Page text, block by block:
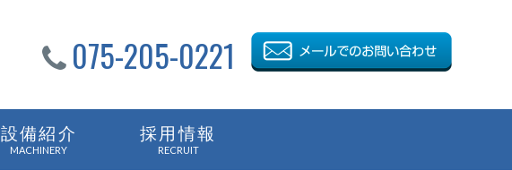
075-205-0221
設備紹介
MACHINERY
採用情報
RECRUIT